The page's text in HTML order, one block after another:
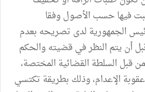
فيها حسب الأصول وفقا
الجمهورية لدى تصريحه بعدم
أن يتم النظر في قضيته والحكم
قبل السلطة القضائية المختصة،
الإعدام، وذلك بطريقة تكتسي